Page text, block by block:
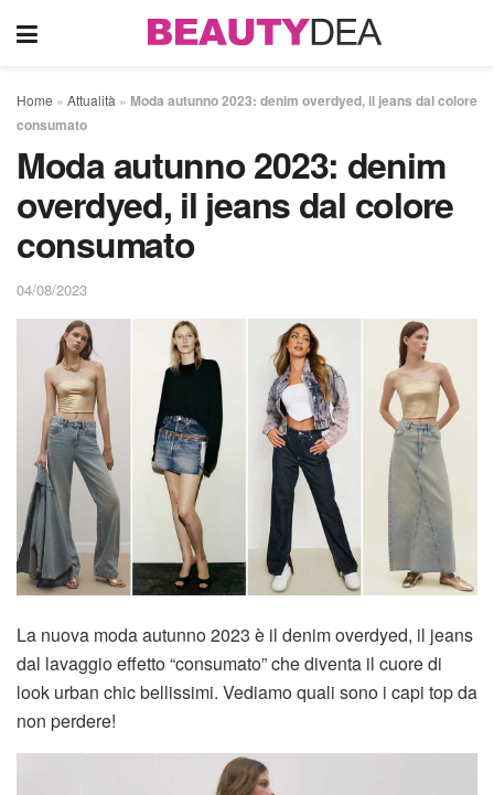
Home » Attualità » Moda autunno 2023: denim overdyed, il jeans dal colore
consumato
Moda autunno 2023: denim
overdyed, il jeans dal colore
consumato
04/08/2023
La nuova moda autunno 2023 è il denim overdyed, il jeans
dal lavaggio effetto “consumato” che diventa il cuore di
look urban chic bellissimi. Vediamo quali sono i capi top da
non perdere!